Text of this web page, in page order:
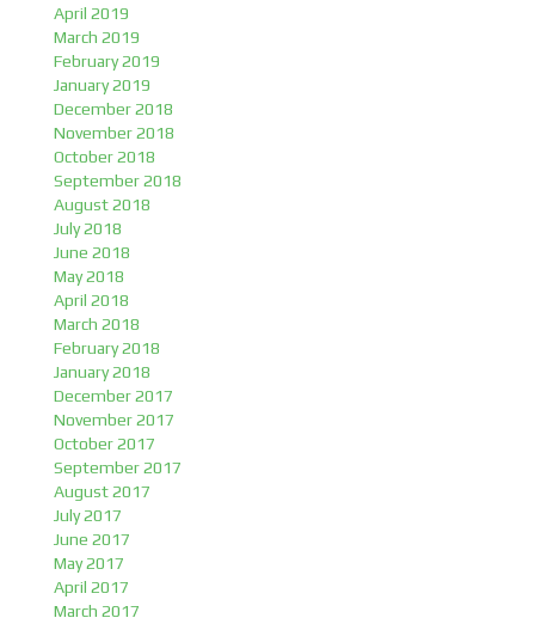
April 2019
March 2019
February 2019
January 2019
December 2018
November 2018
October 2018
September 2018
August 2018
July 2018
June 2018
May 2018
April 2018
March 2018
February 2018
January 2018
December 2017
November 2017
October 2017
September 2017
August 2017
July 2017
June 2017
May 2017
April 2017
March 2017